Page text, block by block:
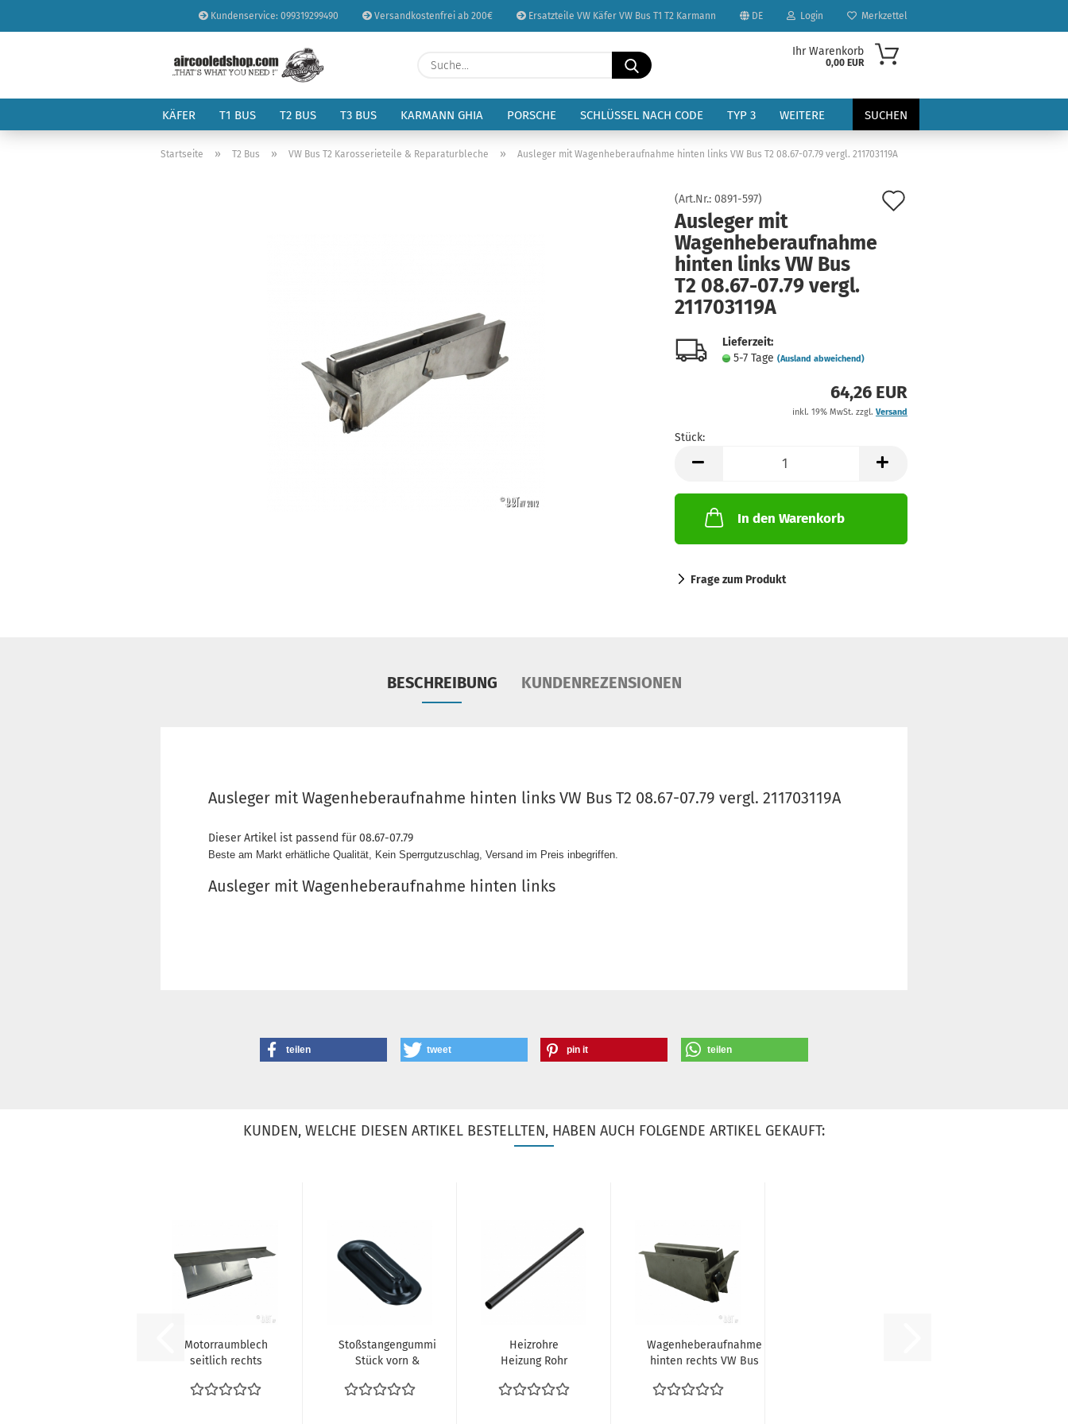
Kundenservice: 099319299490 Versandkostenfrei ab 200€ Ersatzteile VW Käfer VW Bus T1 T2 Karmann DE
Sprache auswählen
Lieferland
Login
Passwort
Konto erstellen
Passwort vergessen?
Merkzettel
Suche...
Ihr Warenkorb
0,00 EUR
KÄFER T1 BUS T2 BUS T3 BUS KARMANN GHIA PORSCHE SCHLÜSSEL NACH CODE TYP 3 SUCHEN
WEITERE
Startseite » T2 Bus » VW Bus T2 Karosserieteile & Reparaturbleche » Ausleger mit Wagenheberaufnahme hinten links VW Bus T2 08.67-07.79 vergl. 211703119A
(Art.Nr.: 0891-597)
Ausleger mit
Wagenheberaufnahme
hinten links VW Bus
T2 08.67-07.79 vergl.
211703119A
Lieferzeit:
5-7 Tage (Ausland abweichend)
64,26 EUR
inkl. 19% MwSt. zzgl. Versand
Stück:
Stück
In den Warenkorb
Frage zum Produkt
BESCHREIBUNG KUNDENREZENSIONEN
Ausleger mit Wagenheberaufnahme hinten links VW Bus T2 08.67-07.79 vergl. 211703119A
Dieser Artikel ist passend für 08.67-07.79
Beste am Markt erhätliche Qualität, Kein Sperrgutzuschlag, Versand im Preis inbegriffen.
Ausleger mit Wagenheberaufnahme hinten links
teilen tweet pin it teilen
KUNDEN, WELCHE DIESEN ARTIKEL BESTELLTEN, HABEN AUCH FOLGENDE ARTIKEL GEKAUFT:
Motorraumblech
seitlich rechts
08.67-07.71...
Stoßstangengummi
Stück vorn &
Karmann Ghia...
Heizrohre
Heizung Rohr
Unterboden
Wagenheberaufnahme
hinten rechts VW Bus